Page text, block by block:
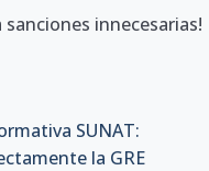
innecesarias!
SUNAT:
la GRE